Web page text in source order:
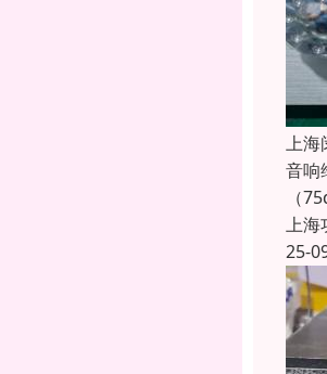
上海
音响
（
上海
25-